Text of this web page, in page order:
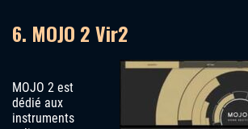
6. MOJO 2 Vir2
MOJO 2 est
dédié aux
instruments